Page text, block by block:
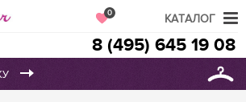
0
8 (495) 645 19 08
КАТАЛОГ